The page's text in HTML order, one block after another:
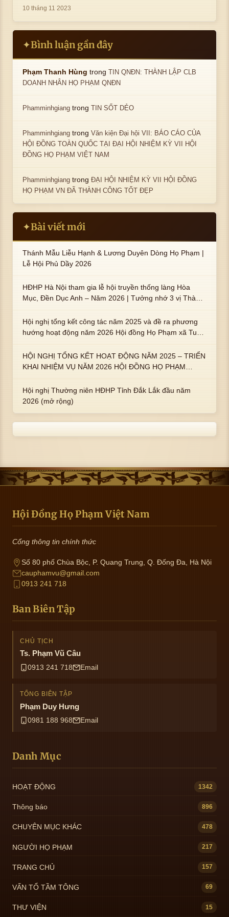
10 tháng 11 2023
✦Bình luận gần đây
Phạm Thanh Hùng trongTIN QNĐN: THÀNH LẬP CLB
DOANH NHÂN HỌ PHẠM QNĐN
Phamminhgiang trongTIN SỐT DẺO
Phamminhgiang trongVăn kiện Đại hội VII: BÁO CÁO CỦA
HỘI ĐỒNG TOÀN QUỐC TẠI ĐẠI HỘI NHIỆM KỲ VII HỘI
ĐỒNG HỌ PHẠM VIỆT NAM
Phamminhgiang trongĐẠI HỘI NHIỆM KỲ VII HỘI ĐỒNG
HỌ PHẠM VN ĐÃ THÀNH CÔNG TỐT ĐẸP
✦Bài viết mới
Thánh Mẫu Liễu Hạnh & Lương Duyên Dòng Họ Phạm |
Lễ Hội Phủ Dầy 2026
HĐHP Hà Nội tham gia lễ hội truyền thống làng Hòa
Mục, Đền Dục Anh – Năm 2026 | Tưởng nhớ 3 vị Thành
trai : ngài Phạm Huy, Phạm Miện
Hội nghị tổng kết công tác năm 2025 và đề ra phương
hướng hoạt động năm 2026 Hội đồng Họ Phạm xã Tuy
HỘI NGHỊ TỔNG KẾT HOẠT ĐỘNG NĂM 2025 – TRIỂN
KHAI NHIỆM VỤ NĂM 2026 HỘI ĐỒNG HỌ PHẠM
Hội nghị Thường niên HĐHP Tỉnh Đắk Lắk đầu năm
2026 (mở rộng)
Hội Đồng Họ Phạm Việt Nam
Cổng thông tin chính thức
Số 80 phố Chùa Bộc, P. Quang Trung, Q. Đống Đa, Hà Nội
cauphamvu@gmail.com
0913 241 718
Ban Biên Tập
CHỦ TỊCH
Ts. Phạm Vũ Câu
0913 241 718 Email
TỔNG BIÊN TẬP
Phạm Duy Hưng
0981 188 968 Email
Danh Mục
HOẠT ĐỘNG 1342
Thông báo 896
CHUYÊN MỤC KHÁC 478
NGƯỜI HỌ PHẠM 217
TRANG CHỦ 157
VẤN TỔ TẦM TÔNG 69
THƯ VIỆN 15